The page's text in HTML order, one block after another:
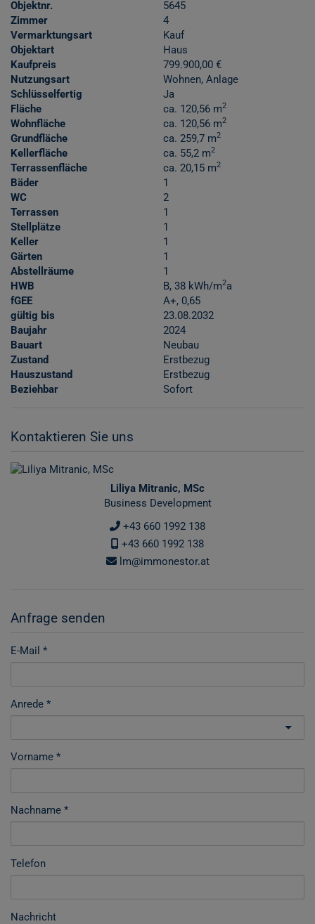
Objektnr.
5645
Zimmer
4
Vermarktungsart
Kauf
Objektart
Haus
Kaufpreis
799.900,00 €
Nutzungsart
Wohnen Anlage
Schlüsselfertig
Ja
Fläche
ca. 120,56 m2
Wohnfläche ca. 120,56 m2
Grundfläche ca. 259,7 m2
Kellerfläche ca. 55,2 m2
Terrassenfläche ca. 20,15 m2
Bäder
1
WC
2
Terrassen
1
Stellplätze
1
Keller
1
Gärten
1
Abstellräume
1
HWB
B, 38 kWh/m2a
fGEE
A+, 0,65
gültig bis
23.08.2032
Baujahr
2024
Bauart
Neubau
Zustand
Erstbezug
Hauszustand
Erstbezug
Beziehbar
Sofort
Kontaktieren Sie uns
Liliya Mitranic, MSc
Business Development
+43 660 1992 138
+43 660 1992 138
lm@immonestor.at
Anfrage senden
E-Mail
Anrede
Vorname
Nachname
Telefon
Nachricht